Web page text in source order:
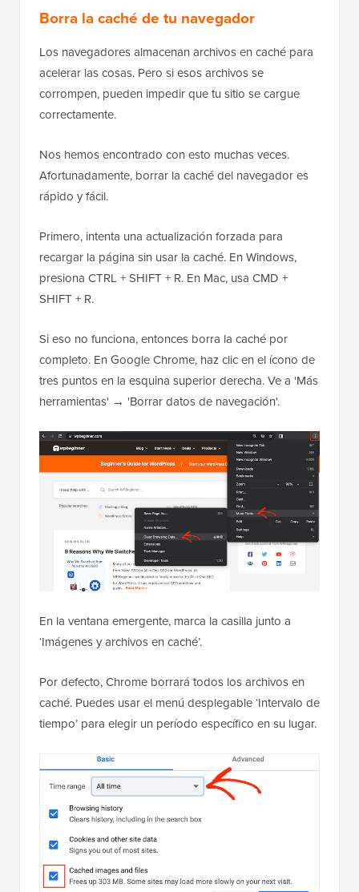
Borra la caché de tu navegador
Los navegadores almacenan archivos en caché para
acelerar las cosas. Pero si esos archivos se
corrompen, pueden impedir que tu sitio se cargue
correctamente.
Nos hemos encontrado con esto muchas veces.
Afortunadamente, borrar la caché del navegador es
rápido y fácil.
Primero, intenta una actualización forzada para
recargar la página sin usar la caché. En Windows,
presiona CTRL + SHIFT + R. En Mac, usa CMD +
SHIFT + R.
Si eso no funciona, entonces borra la caché por
completo. En Google Chrome, haz clic en el ícono de
tres puntos en la esquina superior derecha. Ve a 'Más
herramientas' → 'Borrar datos de navegación'.
En la ventana emergente, marca la casilla junto a
‘Imágenes y archivos en caché’.
Por defecto, Chrome borrará todos los archivos en
caché. Puedes usar el menú desplegable ‘Intervalo de
tiempo’ para elegir un período específico en su lugar.